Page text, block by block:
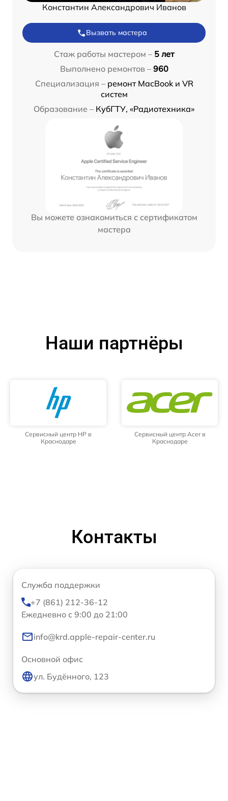
Константин Александрович Иванов
Вызвать мастера
Стаж работы мастером – 5 лет
Выполнено ремонтов – 960
Специализация – ремонт MacBook и VR
систем
Образование – КубГТУ, «Радиотехника»
Вы можете ознакомиться с сертификатом
мастера
Наши партнёры
Сервисный центр HP в
Краснодаре
Сервисный центр Acer в
Краснодаре
Контакты
Служба поддержки
+7 (861) 212-36-12
Ежедневно с 9:00 до 21:00
info@krd.apple-repair-center.ru
Основной офис
ул. Будённого, 123